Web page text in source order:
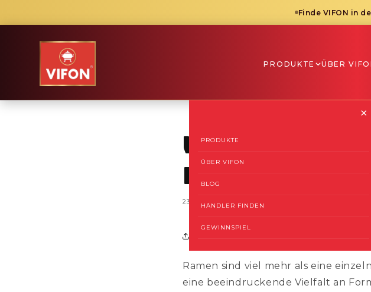
Direkt
Finde VIFON in
PRODUKTE ÜBER
×
PRODUKTE
ÜBER VIFON
BLOG
HÄNDLER FINDEN
GEWINNSPIEL
Wie viele
Ramen-
23. FEBRUAR 2026
Ramen sind viel mehr als eine
eine beeindruckende Vielfalt an